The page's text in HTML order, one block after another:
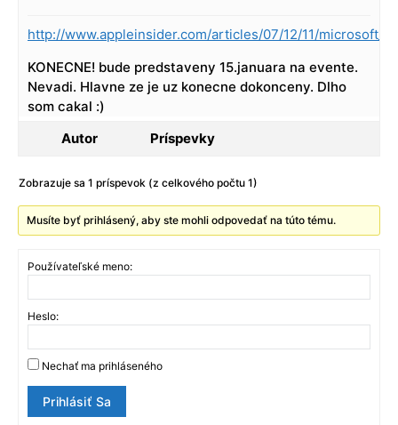
http://www.appleinsider.com/articles/07/12/11/
KONECNE! bude predstaveny 15.januara na evente.
Nevadi. Hlavne ze je uz konecne dokonceny. Dlho
som cakal :)
Autor
Príspevky
Zobrazuje sa 1 príspevok (z celkového počtu 1)
Musíte byť prihlásený, aby ste mohli odpovedať na túto tému.
Používateľské meno:
Heslo:
Nechať ma prihláseného
Prihlásiť Sa